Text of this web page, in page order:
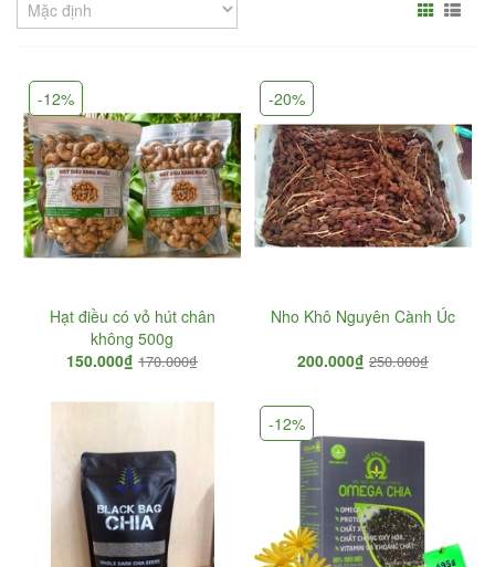
Hạt điều có vỏ hút chân
không 500g
150.000₫ 170.000₫
-12%
Nho Khô Nguyên Cành Úc
200.000₫ 250.000₫
-20%
-12%